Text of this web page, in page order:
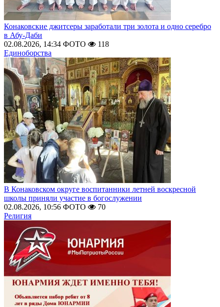
Конаковские джитсеры заработали три золота и одно серебро
в Абу-Даби
02.08.2026, 14:34 ФОТО
118
Единоборства
В Конаковском округе воспитанники летней воскресной
школы приняли участие в богослужении
02.08.2026, 10:56 ФОТО
70
Религия